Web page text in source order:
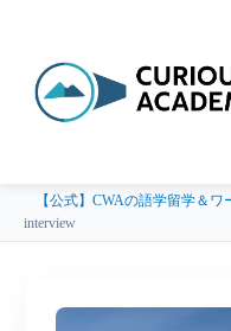
【公式】CWAの語学留学＆ワ
interview